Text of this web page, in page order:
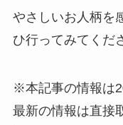
やさしいお人柄を
ひ行ってみてくだ
※本記事の情報は
最新の情報は直接